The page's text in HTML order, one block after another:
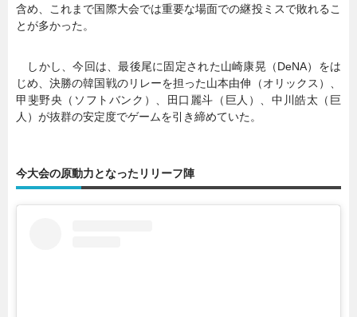
含め、これまで国際大会では重要な場面での継投ミスで敗れるこ
とが多かった。
しかし、今回は、最後尾に固定された山崎康晃（DeNA）をは
じめ、決勝の韓国戦のリレーを担った山本由伸（オリックス）、
甲斐野央（ソフトバンク）、田口麗斗（巨人）、中川皓太（巨
人）が抜群の安定度でゲームを引き締めていた。
今大会の原動力となったリリーフ陣